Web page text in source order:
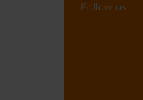
Follow us